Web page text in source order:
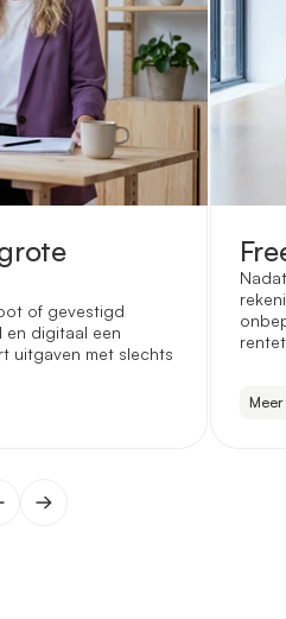
of gevestigd
digitaal een
uitgaven met slechts